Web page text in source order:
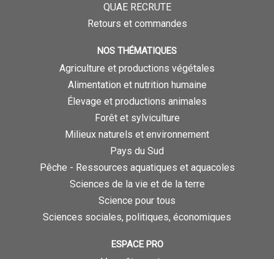
QUAE RECRUTE
Retours et commandes
NOS THÉMATIQUES
Agriculture et productions végétales
Alimentation et nutrition humaine
Élevage et productions animales
Forêt et sylviculture
Milieux naturels et environnement
Pays du Sud
Pêche - Ressources aquatiques et aquacoles
Sciences de la vie et de la terre
Science pour tous
Sciences sociales, politiques, économiques
ESPACE PRO